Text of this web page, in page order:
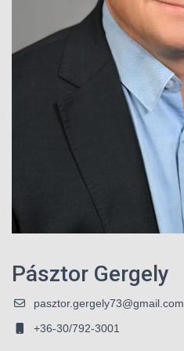
Pásztor Gergely
pasztor.gergely73@gmail.com
+36-30/792-3001